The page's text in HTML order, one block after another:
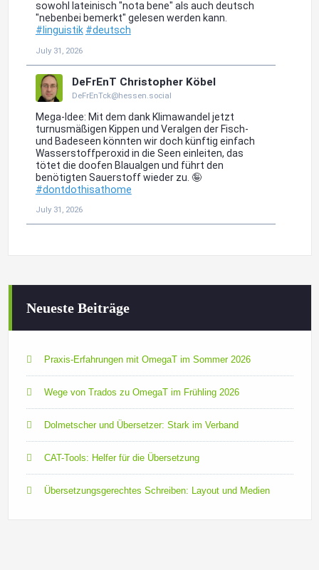
Neueste Beiträge
Praxis-Erfahrungen mit OmegaT im Sommer 2026
Wege von Trados zu OmegaT im Frühling 2026
Dolmetscher und Übersetzer: Stark im Verband
CAT-Tools: Helfer für die Übersetzung
Übersetzungsgerechtes Schreiben: Layout und Medien